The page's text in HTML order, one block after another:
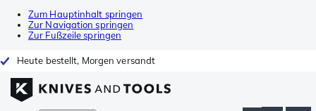
Zum Hauptinhalt springen
Zur Navigation springen
Zur Fußzeile springen
Heute bestellt, Morgen versandt